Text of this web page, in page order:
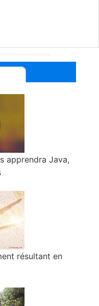
apprendra Java,
résultant en